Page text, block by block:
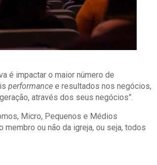
é impactar o maior número de
performance e resultados nos negócios,
através dos seus negócios”.
Micro, Pequenos e Médios
ou não da igreja, ou seja, todos